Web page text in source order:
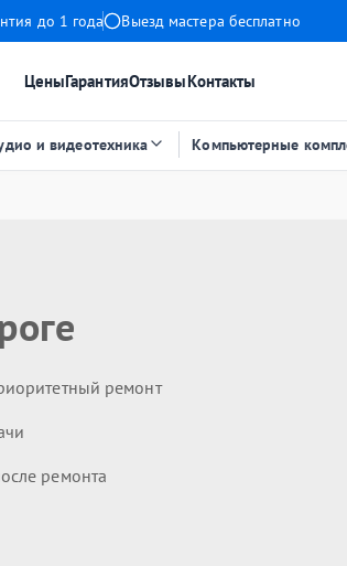
до 1 года Выезд мастера бесплатно
ЦеныГарантияОтзывыКонтакты
и видеотехника Компьютерные
ремонт
ремонта